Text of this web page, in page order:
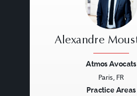
Alexandre
Atmos Avocats
Paris, FR
Practice Areas